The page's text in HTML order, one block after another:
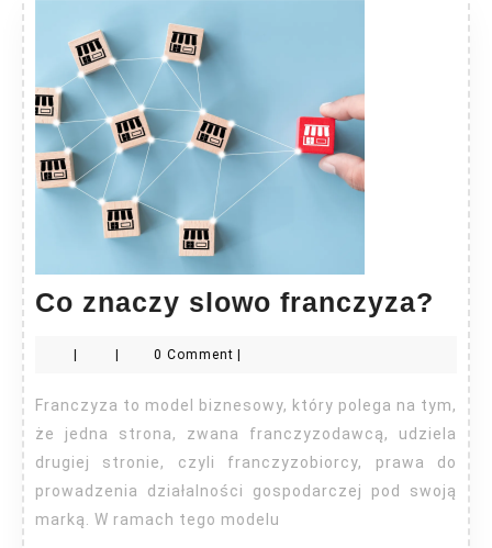
Co znaczy slowo franczyza? Co
| | 0 Comment |
Franczyza to model biznesowy, który polega na tym,
że jedna strona, zwana franczyzodawcą, udziela
drugiej stronie, czyli franczyzobiorcy, prawa do
prowadzenia działalności gospodarczej pod swoją
marką. W ramach tego modelu